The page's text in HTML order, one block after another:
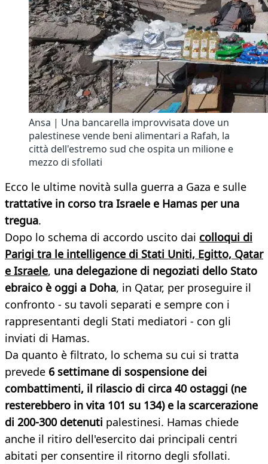
Ansa | Una bancarella improvvisata dove un
palestinese vende beni alimentari a Rafah, la
città dell'estremo sud che ospita un milione e
mezzo di sfollati
Ecco le ultime novità sulla guerra a Gaza e sulle
trattative in corso tra Israele e Hamas per una
tregua.
Dopo lo schema di accordo uscito dai colloqui di
Parigi tra le intelligence di Stati Uniti, Egitto, Qatar
e Israele, una delegazione di negoziati dello Stato
ebraico è oggi a Doha, in Qatar, per proseguire il
confronto - su tavoli separati e sempre con i
rappresentanti degli Stati mediatori - con gli
inviati di Hamas.
Da quanto è filtrato, lo schema su cui si tratta
prevede 6 settimane di sospensione dei
combattimenti, il rilascio di circa 40 ostaggi (ne
resterebbero in vita 101 su 134) e la scarcerazione
di 200-300 detenuti palestinesi. Hamas chiede
anche il ritiro dell'esercito dai principali centri
abitati per consentire il ritorno degli sfollati.